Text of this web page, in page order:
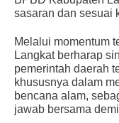
sasaran dan sesuai
Melalui momentum
Langkat berharap
pemerintah daerah
khususnya dalam
bencana alam,
jawab bersama